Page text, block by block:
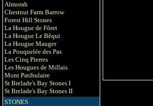
Almorah
Chestnut Farm Barrow
Forest Hill Stones
La Hougue de Fôret
La Hougue Le Bêqui
La Hougue Mauger
La Pouquelée des Pas
Les Cinq Pierres
Les Hougues de Millais
Mont Patibulaire
St Brelade's Bay Stones I
St Brelade's Bay Stones II
STONES